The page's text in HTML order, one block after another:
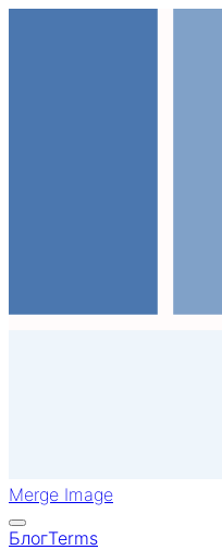
Merge Image
БлогTerms